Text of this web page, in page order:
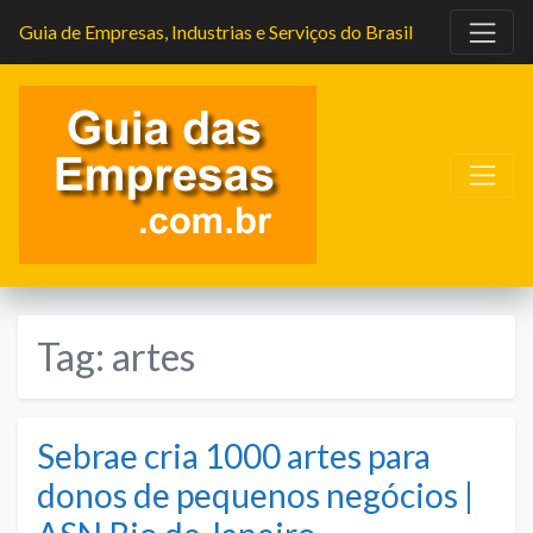
Guia de Empresas, Industrias e Serviços do Brasil
Tag: artes
Sebrae cria 1000 artes para
donos de pequenos negócios |